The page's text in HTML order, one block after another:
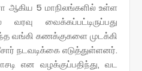
ஆகிய 5 மாநிலங்களில் உள்ள
வைக்கப்பட்டிருப்பது
வங்கி கணக்குகளை முடக்கி
நடவடிக்கை எடுத்துள்ளனர்.
என வழக்குப்பதிந்து, வட